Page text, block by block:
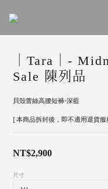
｜Tara｜-
Sale 陳列品
貝殼蕾絲高腰短褲-深藍
[ 本商品拆封後，即不適用退貨服
NT$2,900
尺寸